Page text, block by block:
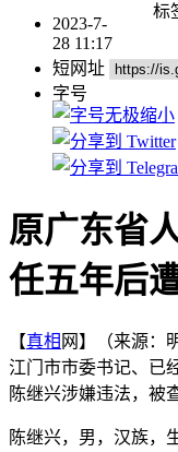
标
2023-7-
28 11:17
短网址
字号
原广东省
任五年后
【真相 网】（来源：
江门市市委书记、已
陈继兴涉嫌违法，被
陈继兴，男，汉族，